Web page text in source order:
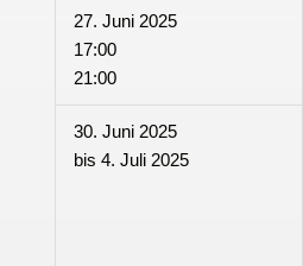
27. Juni 2025
17:00
21:00
30. Juni 2025
bis 4. Juli 2025